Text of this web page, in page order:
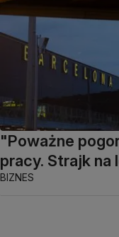
"Poważne
pracy. Strajk na
BIZNES